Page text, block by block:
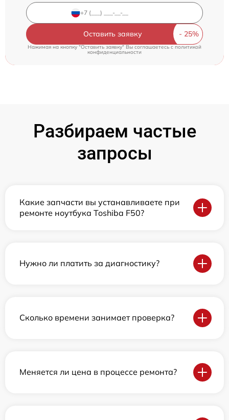
Оставить заявку
Нажимая на кнопку "Оставить заявку" Вы соглашаетесь cполитикой
конфиденциальности
Разбираем частые
запросы
Какие запчасти вы устанавливаете при
ремонте ноутбука Toshiba F50?
Нужно ли платить за диагностику?
Сколько времени занимает проверка?
Меняется ли цена в процессе ремонта?